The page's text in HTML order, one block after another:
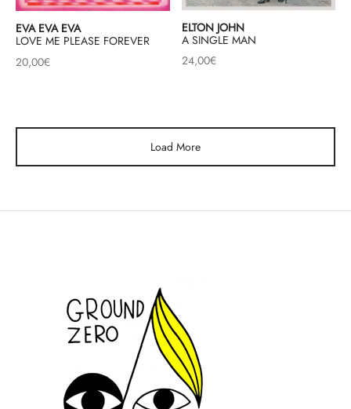
EVA EVA EVA
LOVE ME PLEASE FOREVER
20,00€
ELTON JOHN
A SINGLE MAN
24,00€
Load More